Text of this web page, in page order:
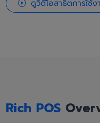
ดูวิดีโอสาธิตการใช้
Rich POS